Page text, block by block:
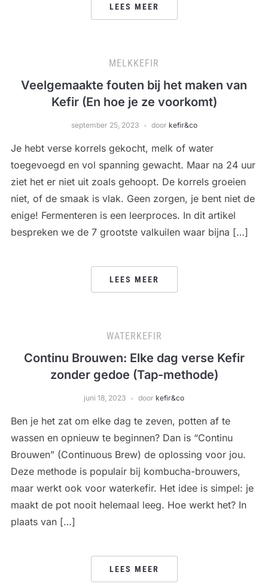
LEES MEER
MELKKEFIR
Veelgemaakte fouten bij het maken van
Kefir (En hoe je ze voorkomt)
september 25, 2023 door kefir&co
Je hebt verse korrels gekocht, melk of water
toegevoegd en vol spanning gewacht. Maar na 24 uur
ziet het er niet uit zoals gehoopt. De korrels groeien
niet, of de smaak is vlak. Geen zorgen, je bent niet de
enige! Fermenteren is een leerproces. In dit artikel
bespreken we de 7 grootste valkuilen waar bijna […]
LEES MEER
WATERKEFIR
Continu Brouwen: Elke dag verse Kefir
zonder gedoe (Tap-methode)
juni 18, 2023 door kefir&co
Ben je het zat om elke dag te zeven, potten af te
wassen en opnieuw te beginnen? Dan is “Continu
Brouwen” (Continuous Brew) de oplossing voor jou.
Deze methode is populair bij kombucha-brouwers,
maar werkt ook voor waterkefir. Het idee is simpel: je
maakt de pot nooit helemaal leeg. Hoe werkt het? In
plaats van […]
LEES MEER